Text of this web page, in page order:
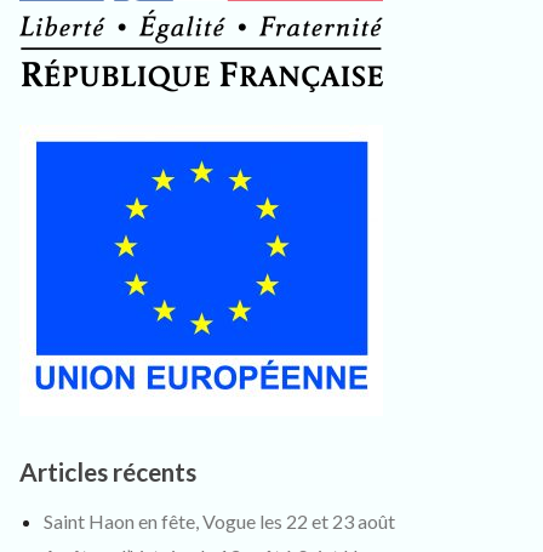
Articles récents
Saint Haon en fête, Vogue les 22 et 23 août